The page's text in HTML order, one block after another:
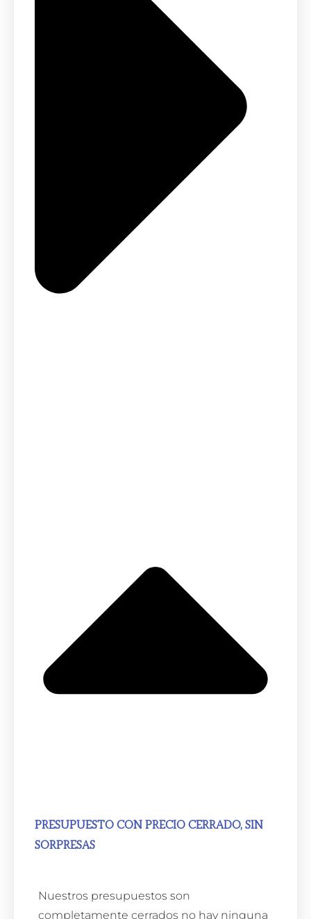
PRESUPUESTO CON PRECIO CERRADO, SIN
SORPRESAS
Nuestros presupuestos son
completamente cerrados no hay ninguna